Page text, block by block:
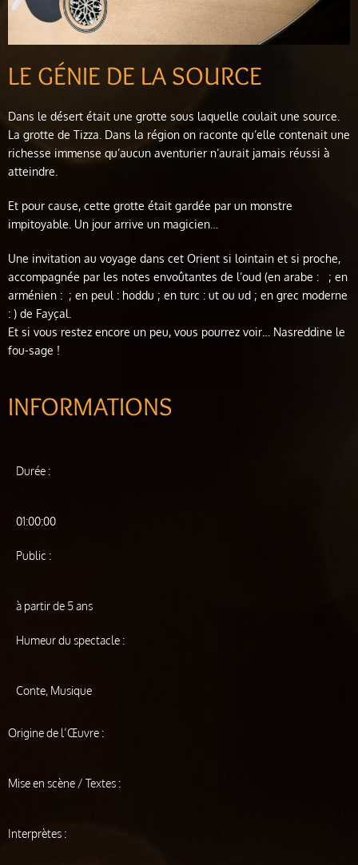
INFORMATIONS
Durée :
01:00:00
Public :
à partir de 5 ans
Humeur du spectacle :
Conte, Musique
Origine de l’Œuvre :
Mise en scène / Textes :
Interprètes :
LE GÉNIE DE LA SOURCE
Dans le désert était une grotte sous laquelle coulait une source.
La grotte de Tizza. Dans la région on raconte qu’elle contenait une
richesse immense qu’aucun aventurier n’aurait jamais réussi à
atteindre.
Et pour cause, cette grotte était gardée par un monstre
impitoyable. Un jour arrive un magicien…
Une invitation au voyage dans cet Orient si lointain et si proche,
accompagnée par les notes envoûtantes de l’oud (en arabe : ; en
arménien : ; en peul : hoddu ; en turc : ut ou ud ; en grec moderne
: ) de Fayçal.
Et si vous restez encore un peu, vous pourrez voir… Nasreddine le
fou-sage !